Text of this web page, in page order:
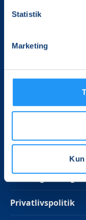
Statistik
Marketing
Kun
Om LOF
Privatlivspolitik